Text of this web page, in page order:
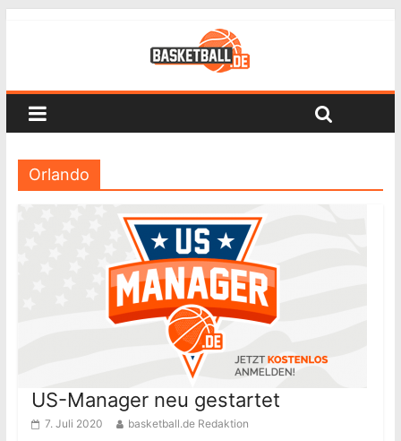
Orlando
US-Manager neu gestartet
7. Juli 2020 basketball.de Redaktion